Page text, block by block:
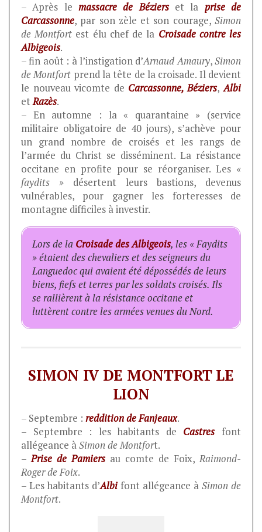
– Après lemassacre de Bézierset la prise de
Carcassonne, par son zèle et son courage, Simon
de Montfort est élu chef de la Croisade contre les
Albigeois.
– fin août : à l’instigation d’Arnaud Amaury,Simon
de Montfort prend la tête de la croisade. Il devient
le nouveau vicomte de Carcassonne, Béziers,Albi
etRazès.
– En automne : la « quarantaine » (service
militaire obligatoire de 40 jours), s’achève pour
un grand nombre de croisés et les rangs de
l’armée du Christ se disséminent. La résistance
occitane en profite pour se réorganiser. Les«
faydits » désertent leurs bastions, devenus
vulnérables, pour gagner les forteresses de
montagne difficiles à investir.
Lors de la Croisade des Albigeois, les « Faydits
» étaient des chevaliers et des seigneurs du
Languedoc qui avaient été dépossédés de leurs
biens, fiefs et terres par les soldats croisés. Ils
se rallièrent à la résistance occitane et
luttèrent contre les armées venues du Nord.
SIMON IV DE MONTFORT LE
LION
– Septembre :reddition de Fanjeaux.
– Septembre : les habitants de Castresfont
allégeance àSimon de Montfort.
–Prise de Pamiersau comte de Foix,Raimond-
Roger de Foix.
– Les habitants d’Albifont allégeance à Simon de
Montfort.